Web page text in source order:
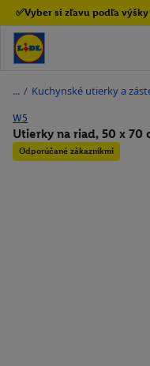
✅Vyber si zľavu podľa
/ Kuchynské utierky a
W5
Utierky na riad, 50 x 70
Odporúčané zákazníkmi